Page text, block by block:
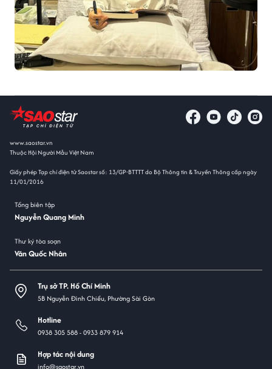
www.saostar.vn
Thuộc Hội Người Mẫu Việt Nam
Giấy phép Tạp chí điện tử Saostar số: 13/GP-BTTTT do Bộ Thông tin & Truyền Thông cấp ngày
11/01/2016
Tổng biên tập
Nguyễn Quang Minh
Thư ký tòa soạn
Văn Quốc Nhân
Trụ sở TP. Hồ Chí Minh
5B Nguyễn Đình Chiểu, Phường Sài Gòn
Hotline
0938 305 588 -0933 879 914
Hợp tác nội dung
info@saostar.vn